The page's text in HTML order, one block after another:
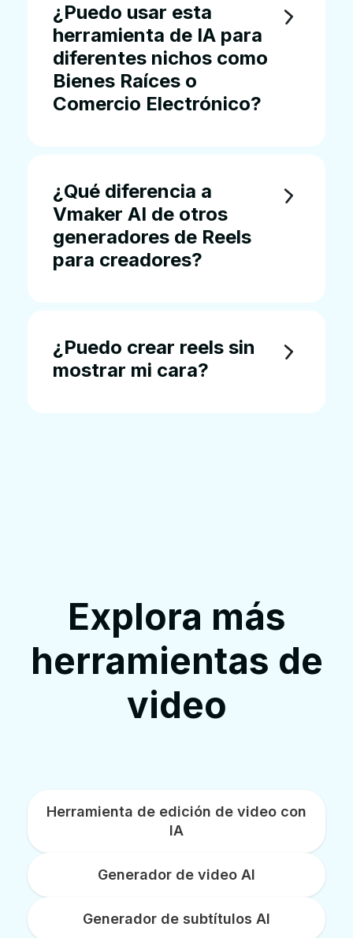
¿Puedo usar esta
herramienta de IA para
diferentes nichos como
Bienes Raíces o
Comercio Electrónico?
¿Qué diferencia a
Vmaker AI de otros
generadores de Reels
para creadores?
¿Puedo crear reels sin
mostrar mi cara?
Explora más
herramientas de
video
Herramienta de edición de video con
IA
Generador de video AI
Generador de subtítulos AI